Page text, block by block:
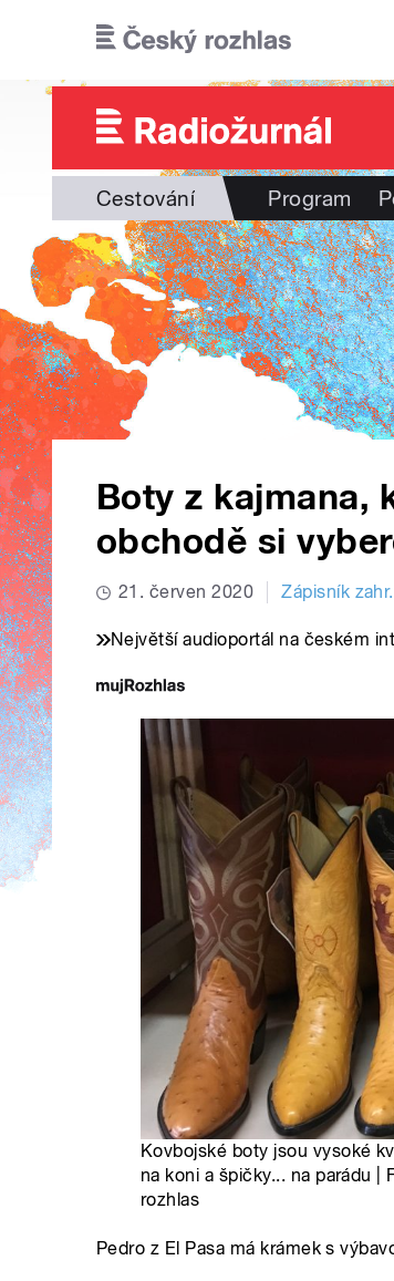
Cestování Program
Boty z kajmana,
obchodě si
21. červen 2020 Zápisník
Největší audioportál na českém
Kovbojské boty jsou vysoké
na koni a špičky... na parádu |
rozhlas
Pedro z El Pasa má krámek s